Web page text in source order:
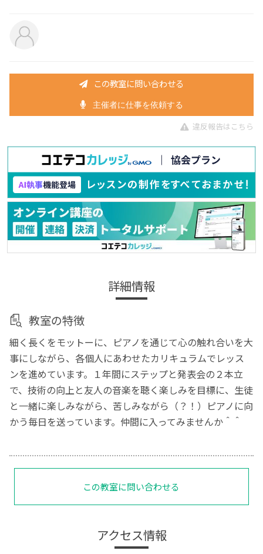
この教室に問い合わせる
主催者に仕事を依頼する
違反報告はこちら
詳細情報
教室の特徴
細く長くをモットーに、ピアノを通じて心の触れ合いを大
事にしながら、各個人にあわせたカリキュラムでレッス
ンを進めています。１年間にステップと発表会の２本立
で、技術の向上と友人の音楽を聴く楽しみを目標に、生徒
と一緒に楽しみながら、苦しみながら（？！）ピアノに向
かう毎日を送っています。仲間に入ってみませんか＾＾
この教室に問い合わせる
アクセス情報